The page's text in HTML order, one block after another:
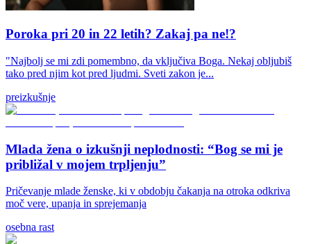
Poroka pri 20 in 22 letih? Zakaj pa ne!?
"Najbolj se mi zdi pomembno, da vključiva Boga. Nekaj obljubiš
tako pred njim kot pred ljudmi. Sveti zakon je...
preizkušnje
Mlada žena o izkušnji neplodnosti: “Bog se mi je
približal v mojem trpljenju”
Pričevanje mlade ženske, ki v obdobju čakanja na otroka odkriva
moč vere, upanja in sprejemanja
osebna rast